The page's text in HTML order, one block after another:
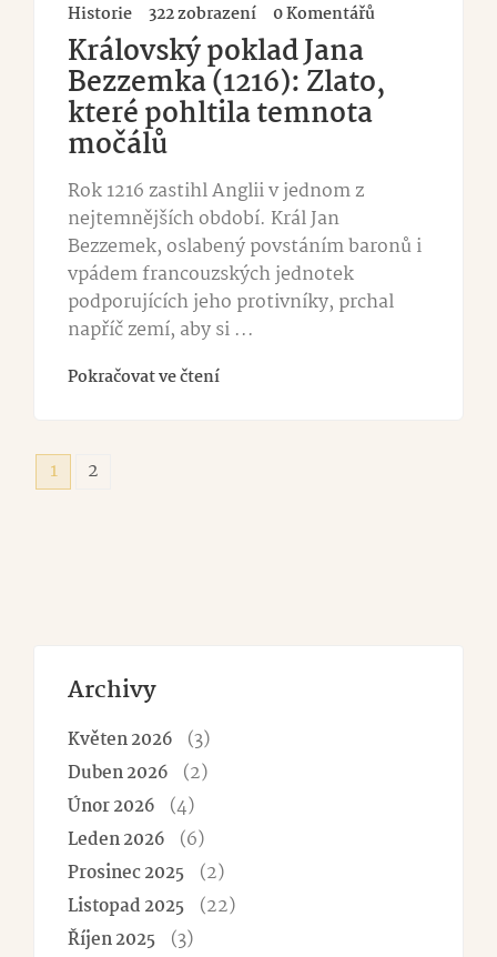
Historie 322 zobrazení 0 Komentářů
Královský poklad Jana
Bezzemka (1216): Zlato,
které pohltila temnota
močálů
Rok 1216 zastihl Anglii v jednom z
nejtemnějších období. Král Jan
Bezzemek, oslabený povstáním baronů i
vpádem francouzských jednotek
podporujících jeho protivníky, prchal
napříč zemí, aby si ...
Pokračovat ve čtení
1 2
Archivy
Květen 2026 (3)
Duben 2026 (2)
Únor 2026 (4)
Leden 2026 (6)
Prosinec 2025 (2)
Listopad 2025 (22)
Říjen 2025 (3)